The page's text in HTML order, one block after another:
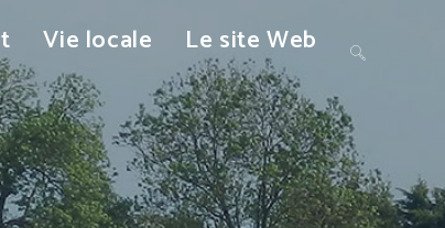
Vie locale Le site Web Toggle
website
search